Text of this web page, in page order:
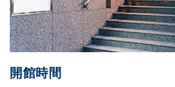
開館時間